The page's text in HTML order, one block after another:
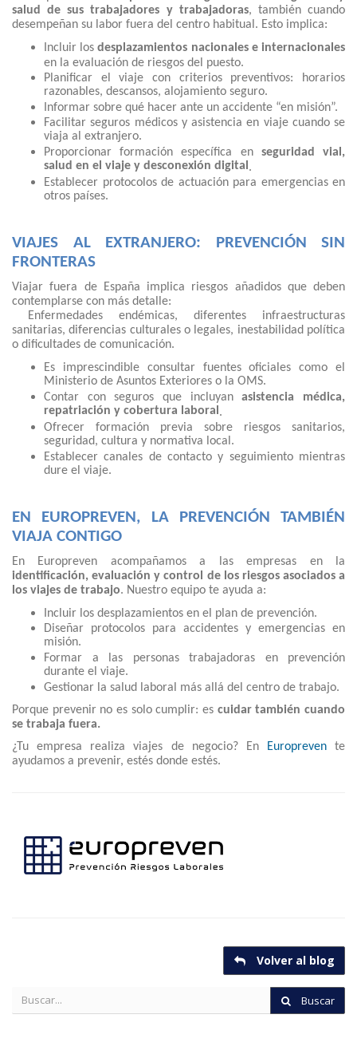
salud de sus trabajadores y trabajadoras, también cuando
desempeñan su labor fuera del centro habitual. Esto implica:
Incluir losdesplazamientos nacionales e internacionales
en la evaluación de riesgos del puesto.
Planificar el viaje con criterios preventivos: horarios
razonables, descansos, alojamiento seguro.
Informar sobre qué hacer ante un accidente “en misión”.
Facilitar seguros médicos y asistencia en viaje cuando se
viaja al extranjero.
Proporcionar formación específica en seguridad vial,
salud en el viaje y desconexión digital.
Establecer protocolos de actuación para emergencias en
otros países.
VIAJES AL EXTRANJERO: PREVENCIÓN SIN
FRONTERAS
Viajar fuera de España implica riesgos añadidos que deben
contemplarse con más detalle:
Enfermedades endémicas, diferentes infraestructuras
sanitarias, diferencias culturales o legales, inestabilidad política
o dificultades de comunicación.
Es imprescindible consultar fuentes oficiales como el
Ministerio de Asuntos Exteriores o la OMS.
Contar con seguros que incluyanasistencia médica,
repatriación y cobertura laboral.
Ofrecer formación previa sobre riesgos sanitarios,
seguridad, cultura y normativa local.
Establecer canales de contacto y seguimiento mientras
dure el viaje.
EN EUROPREVEN, LA PREVENCIÓN TAMBIÉN
VIAJA CONTIGO
En Europreven acompañamos a las empresas en la
identificación, evaluación y control de los riesgos asociados a
los viajes de trabajo. Nuestro equipo te ayuda a:
Incluir los desplazamientos en el plan de prevención.
Diseñar protocolos para accidentes y emergencias en
misión.
Formar a las personas trabajadoras en prevención
durante el viaje.
Gestionar la salud laboral más allá del centro de trabajo.
Porque prevenir no es solo cumplir: es cuidar también cuando
se trabaja fuera.
¿Tu empresa realiza viajes de negocio? En Europrevente
ayudamos a prevenir, estés donde estés.
Volver al blog
Buscar